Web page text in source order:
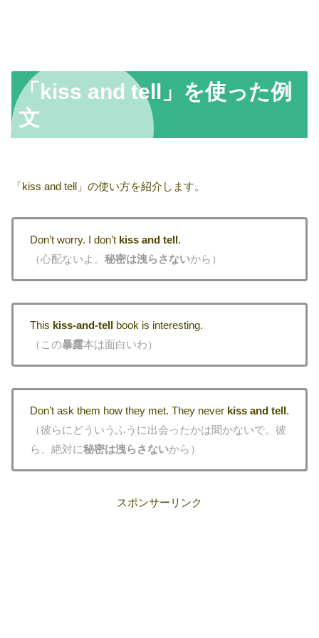
「kiss and tell」を使った例
文
「kiss and tell」の使い方を紹介します。
Don’t worry. I don’t kiss and tell.
（心配ないよ。 秘密は洩らさないから）
This kiss-and-tellbook is interesting.
（この暴露本は面白いわ）
Don’t ask them how they met. They never kiss and tell.
（彼らにどういうふうに出会ったかは聞かないで。彼
ら、絶対に秘密は洩らさないから）
スポンサーリンク